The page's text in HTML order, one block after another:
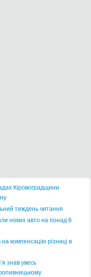
Кіровоградщини
тиждень читання
нових авто на понад 6
компенсацію різниці в
знав увесь